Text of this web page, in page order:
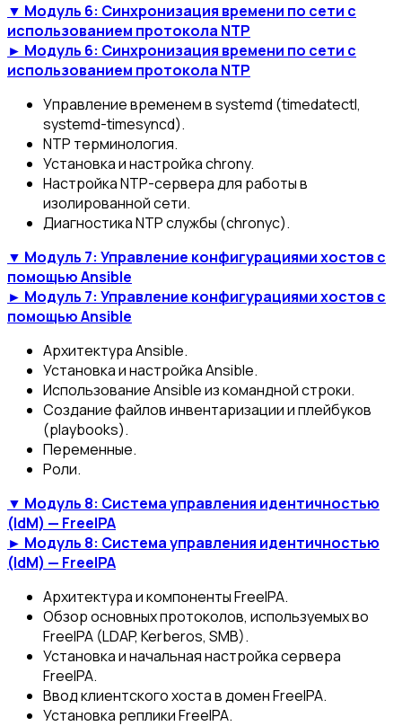
▼ Модуль 6: Синхронизация времени по сети с
использованием протокола NTP
► Модуль 6: Синхронизация времени по сети с
использованием протокола NTP
Управление временем в systemd (timedatectl,
systemd-timesyncd).
NTP терминология.
Установка и настройка chrony.
Настройка NTP-сервера для работы в
изолированной сети.
Диагностика NTP службы (chronyc).
▼ Модуль 7: Управление конфигурациями хостов с
помощью Ansible
► Модуль 7: Управление конфигурациями хостов с
помощью Ansible
Архитектура Ansible.
Установка и настройка Ansible.
Использование Ansible из командной строки.
Создание файлов инвентаризации и плейбуков
(playbooks).
Переменные.
Роли.
▼ Модуль 8: Система управления идентичностью
(IdM) — FreeIPA
► Модуль 8: Система управления идентичностью
(IdM) — FreeIPA
Архитектура и компоненты FreeIPA.
Обзор основных протоколов, используемых во
FreeIPA (LDAP, Kerberos, SMB).
Установка и начальная настройка сервера
FreeIPA.
Ввод клиентского хоста в домен FreeIPA.
Установка реплики FreeIPA.